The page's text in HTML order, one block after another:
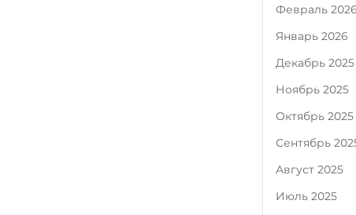
Февраль 2026
Январь 2026
Декабрь 2025
Ноябрь 2025
Октябрь 2025
Сентябрь
Август 2025
Июль 2025